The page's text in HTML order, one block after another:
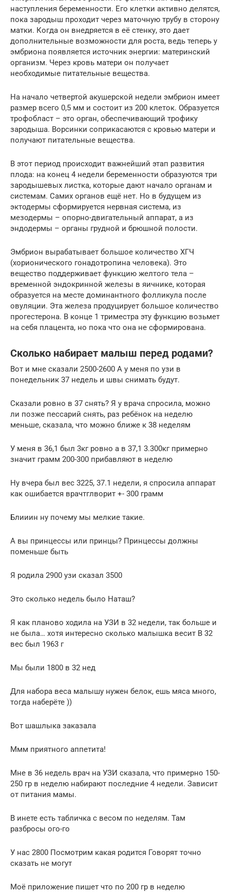
наступления беременности. Его клетки активно делятся,
пока зародыш проходит через маточную трубу в сторону
матки. Когда он внедряется в её стенку, это дает
дополнительные возможности для роста, ведь теперь у
эмбриона появляется источник энергии: материнский
организм. Через кровь матери он получает
необходимые питательные вещества.
На начало четвертой акушерской недели эмбрион имеет
размер всего 0,5 мм и состоит из 200 клеток. Образуется
трофобласт – это орган, обеспечивающий трофику
зародыша. Ворсинки соприкасаются с кровью матери и
получают питательные вещества.
В этот период происходит важнейший этап развития
плода: на конец 4 недели беременности образуются три
зародышевых листка, которые дают начало органам и
системам. Самих органов ещё нет. Но в будущем из
эктодермы сформируется нервная система, из
мезодермы – опорно-двигательный аппарат, а из
эндодермы – органы грудной и брюшной полости.
Эмбрион вырабатывает большое количество ХГЧ
(хорионического гонадотропина человека). Это
вещество поддерживает функцию желтого тела –
временной эндокринной железы в яичнике, которая
образуется на месте доминантного фолликула после
овуляции. Эта железа продуцирует большое количество
прогестерона. В конце 1 триместра эту функцию возьмет
на себя плацента, но пока что она не сформирована.
Сколько набирает малыш перед родами?
Вот и мне сказали 2500-2600 А у меня по узи в
понедельник 37 недель и швы снимать будут.
Сказали ровно в 37 снять? Я у врача спросила, можно
ли позже пессарий снять, раз ребёнок на неделю
меньше, сказала, что можно ближе к 38 неделям
У меня в 36,1 был 3кг ровно а в 37,1 3.300кг примерно
значит грамм 200-300 прибавляют в неделю
Ну вчера был вес 3225, 37.1 недели, я спросила аппарат
как ошибается врачтглворит +- 300 грамм
Блииин ну почему мы мелкие такие.
А вы принцессы или принцы? Принцессы должны
поменьше быть
Я родила 2900 узи сказал 3500
Это сколько недель было Наташ?
Я как планово ходила на УЗИ в 32 недели, так больше и
не была… хотя интересно сколько малышка весит В 32
вес был 1963 г
Мы были 1800 в 32 нед
Для набора веса малышу нужен белок, ешь мяса много,
тогда наберёте ))
Вот шашлыка заказала
Ммм приятного аппетита!
Мне в 36 недель врач на УЗИ сказала, что примерно 150-
250 гр в неделю набирают последние 4 недели. Зависит
от питания мамы.
В инете есть табличка с весом по неделям. Там
разбросы ого-го
У нас 2800 Посмотрим какая родится Говорят точно
сказать не могут
Моё приложение пишет что по 200 гр в неделю